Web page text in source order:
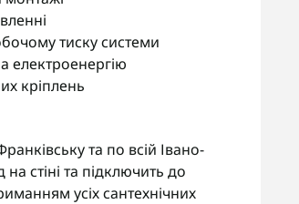
тиску системи
електроенергію
кріплень
та по всій Івано-
стіні та підключить до
усіх сантехнічних